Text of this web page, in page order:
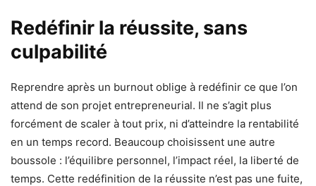
Redéfinir la réussite, sans
culpabilité
Reprendre après un burnout oblige à redéfinir ce que l’on
attend de son projet entrepreneurial. Il ne s’agit plus
forcément de scaler à tout prix, ni d’atteindre la rentabilité
en un temps record. Beaucoup choisissent une autre
boussole : l’équilibre personnel, l’impact réel, la liberté de
temps. Cette redéfinition de la réussite n’est pas une fuite,